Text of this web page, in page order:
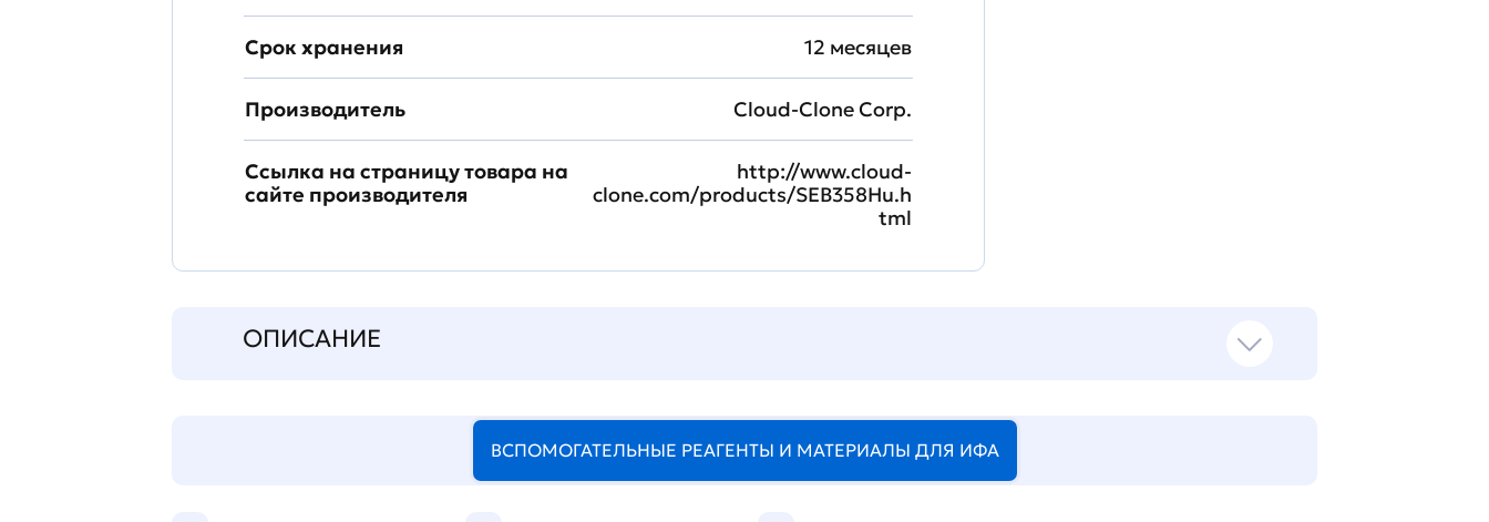
Срок хранения 12 месяцев
Производитель Cloud-Clone Corp.
Ссылка на страницу товара на
сайте производителя
http://www.cloud-
clone.com/products/SEB358Hu.h
tml
ОПИСАНИЕ
ВСПОМОГАТЕЛЬНЫЕ РЕАГЕНТЫ И МАТЕРИАЛЫ ДЛЯ ИФА